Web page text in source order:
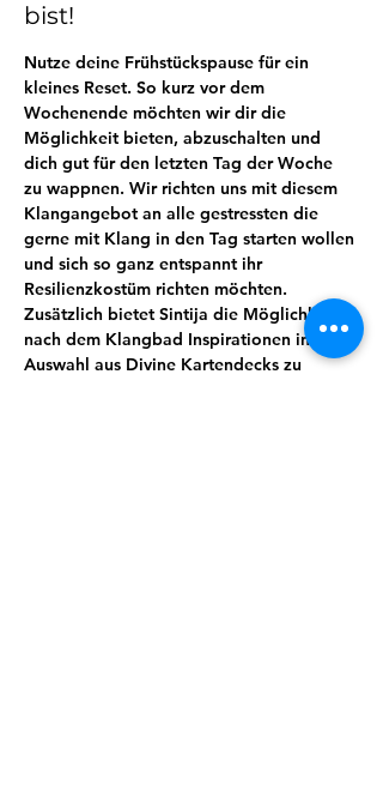
bist!
Nutze deine Frühstückspause für ein
kleines Reset. So kurz vor dem
Wochenende möchten wir dir die
Möglichkeit bieten, abzuschalten und
dich gut für den letzten Tag der Woche
zu wappnen. Wir richten uns mit diesem
Klangangebot an alle gestressten die
gerne mit Klang in den Tag starten wollen
und sich so ganz entspannt ihr
Resilienzkostüm richten möchten.
Zusätzlich bietet Sintija die Möglichkeit
nach dem Klangbad Inspirationen in ihrer
Auswahl aus Divine Kartendecks zu